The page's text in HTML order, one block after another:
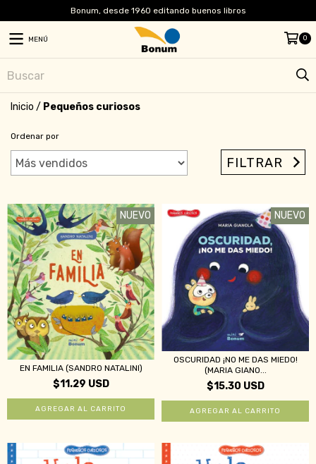
Bonum, desde 1960 editando buenos libros
MENÚ 0
Inicio / Pequeños curiosos
Ordenar por
FILTRAR
NUEVO
EN FAMILIA (SANDRO NATALINI)
$11.29 USD
NUEVO
OSCURIDAD ¡NO ME DAS MIEDO!
(MARIA GIANO...
$15.30 USD